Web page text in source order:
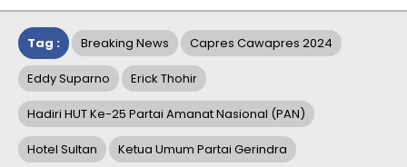
Tag : Breaking News Capres Cawapres 2024
Eddy Suparno Erick Thohir
Hadiri HUT Ke-25 Partai Amanat Nasional (PAN)
Hotel Sultan Ketua Umum Partai Gerindra